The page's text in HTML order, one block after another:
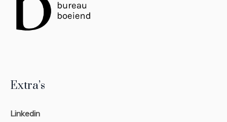
Extra’s
Linkedin